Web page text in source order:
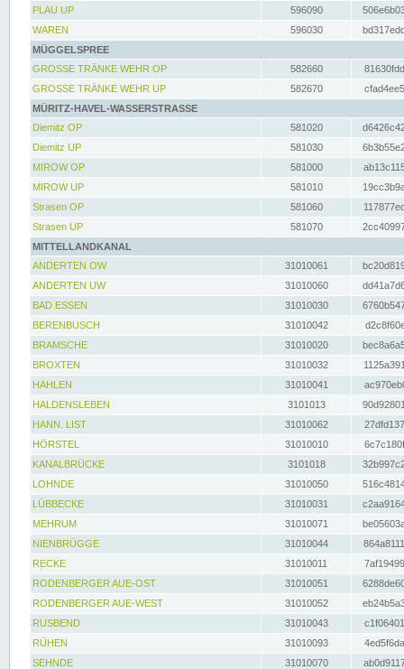
PLAU UP
596090
WAREN
596030
MÜGGELSPREE
GROSSE TRÄNKE WEHR OP
582660
GROSSE TRÄNKE WEHR UP
582670
MÜRITZ-HAVEL-WASSERSTRASSE
Diemitz OP
581020
Diemitz UP
581030
MIROW OP
581000
MIROW UP
581010
Strasen OP
581060
Strasen UP
581070
MITTELLANDKANAL
ANDERTEN OW
31010061
ANDERTEN UW
31010060
BAD ESSEN
31010030
BERENBUSCH
31010042
BRAMSCHE
31010020
BROXTEN
31010032
HAHLEN
31010041
HALDENSLEBEN
3101013
HANN. LIST
31010062
HÖRSTEL
31010010
KANALBRÜCKE
3101018
LOHNDE
31010050
LÜBBECKE
31010031
MEHRUM
31010071
NIENBRÜGGE
31010044
RECKE
31010011
RODENBERGER AUE-OST
31010051
RODENBERGER AUE-WEST
31010052
RUSBEND
31010043
RÜHEN
31010093
SEHNDE
31010070